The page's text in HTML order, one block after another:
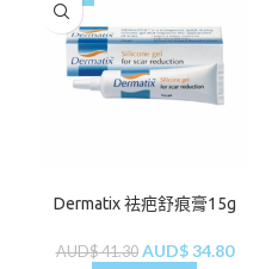
Dermatix 祛疤舒痕膏15g
AUD$41.30 AUD$34.80